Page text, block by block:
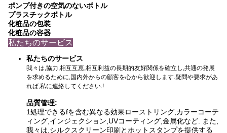
ポンプ付きの空気のないボトル
プラスチックボトル
化粧品の包装
化粧品の容器
私たちのサービス
私たちのサービス
我々は,協力,相互互恵,相互利益の長期的友好関係を確立し,共通の発展
を求めるために,国内外からの顧客を心から歓迎します.疑問や要求があ
れば,私に連絡してください.!
品質管理:
1処理できるfを含む異なる効果ローストリング,カラーコーテ
ィング,インジェクション,UVコーティング,金属化など. また,
我々は,シルクスクリーン印刷とホットスタンプを提供する